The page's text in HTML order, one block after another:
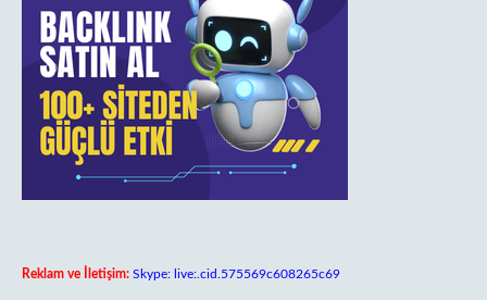
Reklam ve İletişim: Skype: live:.cid.575569c608265c69